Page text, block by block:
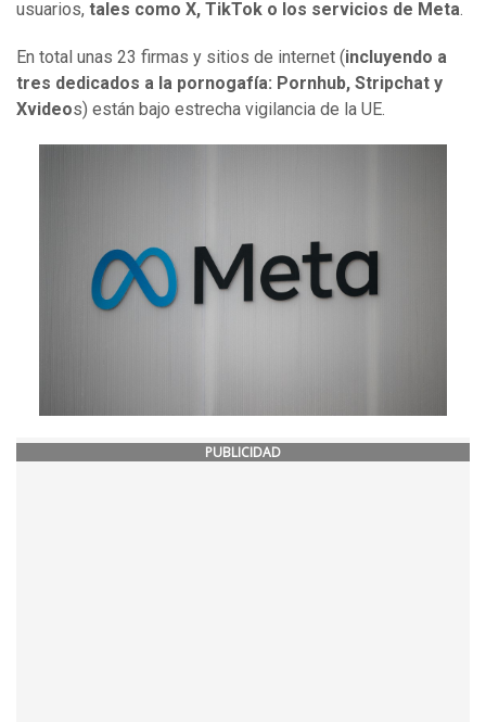
usuarios, tales como X, TikTok o los servicios de Meta.
En total unas 23 firmas y sitios de internet (incluyendo a
tres dedicados a la pornogafía: Pornhub, Stripchat y
Xvideos) están bajo estrecha vigilancia de la UE.
PUBLICIDAD